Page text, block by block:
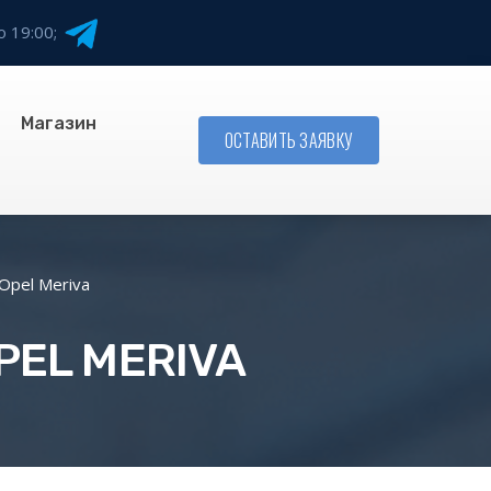
19:00;
Магазин
ОСТАВИТЬ ЗАЯВКУ
Meriva
MERIVA